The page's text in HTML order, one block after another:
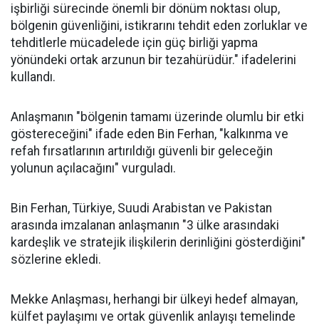
işbirliği sürecinde önemli bir dönüm noktası olup,
bölgenin güvenliğini, istikrarını tehdit eden zorluklar ve
tehditlerle mücadelede için güç birliği yapma
yönündeki ortak arzunun bir tezahürüdür." ifadelerini
kullandı.
Anlaşmanın "bölgenin tamamı üzerinde olumlu bir etki
göstereceğini" ifade eden Bin Ferhan, "kalkınma ve
refah fırsatlarının artırıldığı güvenli bir geleceğin
yolunun açılacağını" vurguladı.
Bin Ferhan, Türkiye, Suudi Arabistan ve Pakistan
arasında imzalanan anlaşmanın "3 ülke arasındaki
kardeşlik ve stratejik ilişkilerin derinliğini gösterdiğini"
sözlerine ekledi.
Mekke Anlaşması, herhangi bir ülkeyi hedef almayan,
külfet paylaşımı ve ortak güvenlik anlayışı temelinde